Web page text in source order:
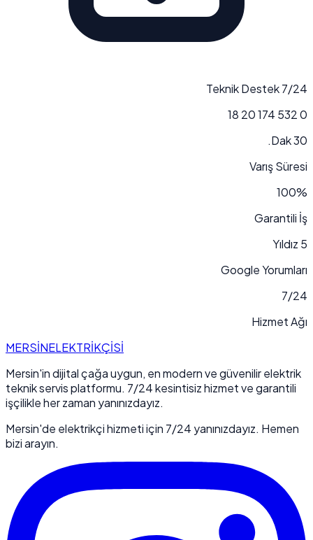
7/24 Teknik Destek
0 532 174 20 18
30 Dak.
Varış Süresi
100%
Garantili İş
5 Yıldız
Google Yorumları
7/24
Hizmet Ağı
MERSİNELEKTRİKÇİSİ
Mersin'in dijital çağa uygun, en modern ve güvenilir elektrik
teknik servis platformu. 7/24 kesintisiz hizmet ve garantili
işçilikle her zaman yanınızdayız.
Mersin'de elektrikçi hizmeti için 7/24 yanınızdayız. Hemen
bizi arayın.